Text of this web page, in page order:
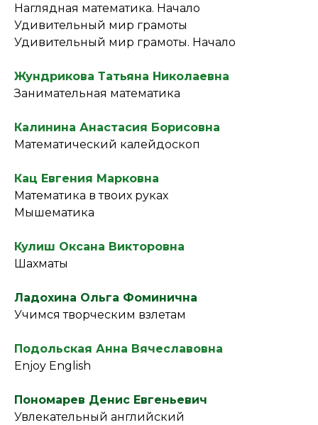
Наглядная математика. Начало
Удивительный мир грамоты
Удивительный мир грамоты. Начало
Жундрикова Татьяна Николаевна
Занимательная математика
Калинина Анастасия Борисовна
Математический калейдоскоп
Кац Евгения Марковна
Математика в твоих руках
Мышематика
Кулиш Оксана Викторовна
Шахматы
Ладохина Ольга Фоминична
Учимся творческим взлетам
Подольская Анна Вячеславовна
Enjoy English
Пономарев Денис Евгеньевич
Увлекательный английский